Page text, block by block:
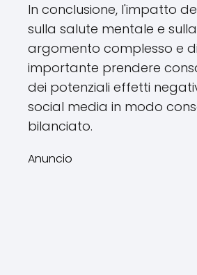
In conclusione, l'impatto
sulla salute mentale e
argomento complesso e
importante prendere
dei potenziali effetti
social media in modo
bilanciato.
Anuncio